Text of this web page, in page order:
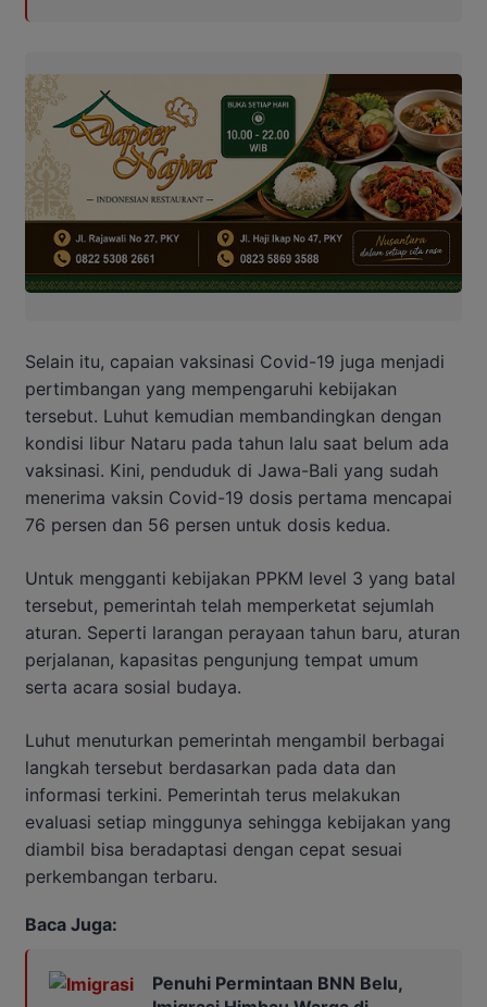
Selain itu, capaian vaksinasi Covid-19 juga menjadi
pertimbangan yang mempengaruhi kebijakan
tersebut. Luhut kemudian membandingkan dengan
kondisi libur Nataru pada tahun lalu saat belum ada
vaksinasi. Kini, penduduk di Jawa-Bali yang sudah
menerima vaksin Covid-19 dosis pertama mencapai
76 persen dan 56 persen untuk dosis kedua.
Untuk mengganti kebijakan PPKM level 3 yang batal
tersebut, pemerintah telah memperketat sejumlah
aturan. Seperti larangan perayaan tahun baru, aturan
perjalanan, kapasitas pengunjung tempat umum
serta acara sosial budaya.
Luhut menuturkan pemerintah mengambil berbagai
langkah tersebut berdasarkan pada data dan
informasi terkini. Pemerintah terus melakukan
evaluasi setiap minggunya sehingga kebijakan yang
diambil bisa beradaptasi dengan cepat sesuai
perkembangan terbaru.
Baca Juga:
Penuhi Permintaan BNN Belu,